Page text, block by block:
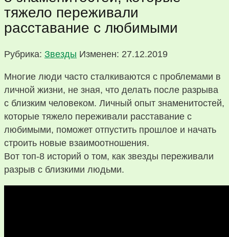
тяжело переживали
расставание с любимыми
Рубрика: Звезды Изменен: 27.12.2019
Многие люди часто сталкиваются с проблемами в
личной жизни, не зная, что делать после разрыва
с близким человеком. Личный опыт знаменитостей,
которые тяжело переживали расставание с
любимыми, поможет отпустить прошлое и начать
строить новые взаимоотношения.
Вот топ-8 историй о том, как звезды переживали
разрыв с близкими людьми.